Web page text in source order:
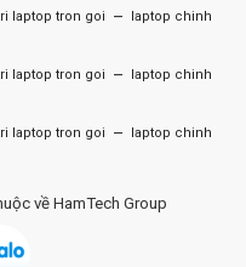
laptop tron goi –
laptop chinh
laptop tron goi –
laptop chinh
laptop tron goi –
laptop chinh
về HamTech Group